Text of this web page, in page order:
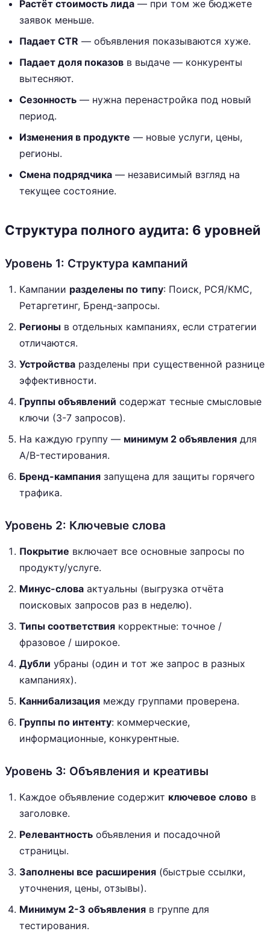
Растёт стоимость лида — при том же бюджете
заявок меньше.
Падает CTR — объявления показываются хуже.
Падает доля показов в выдаче — конкуренты
вытесняют.
Сезонность — нужна перенастройка под новый
период.
Изменения в продукте — новые услуги, цены,
регионы.
Смена подрядчика — независимый взгляд на
текущее состояние.
Структура полного аудита: 6 уровней
Уровень 1: Структура кампаний
Кампании разделены по типу: Поиск, РСЯ/КМС,
Ретаргетинг, Бренд-запросы.
Регионы в отдельных кампаниях, если стратегии
отличаются.
Устройства разделены при существенной разнице
эффективности.
Группы объявлений содержат тесные смысловые
ключи (3-7 запросов).
На каждую группу — минимум 2 объявления для
A/B-тестирования.
Бренд-кампания запущена для защиты горячего
трафика.
Уровень 2: Ключевые слова
Покрытие включает все основные запросы по
продукту/услуге.
Минус-слова актуальны (выгрузка отчёта
поисковых запросов раз в неделю).
Типы соответствия корректные: точное /
фразовое / широкое.
Дубли убраны (один и тот же запрос в разных
кампаниях).
Каннибализация между группами проверена.
Группы по интенту: коммерческие,
информационные, конкурентные.
Уровень 3: Объявления и креативы
Каждое объявление содержит ключевое слово в
заголовке.
Релевантность объявления и посадочной
страницы.
Заполнены все расширения (быстрые ссылки,
уточнения, цены, отзывы).
Минимум 2-3 объявления в группе для
тестирования.